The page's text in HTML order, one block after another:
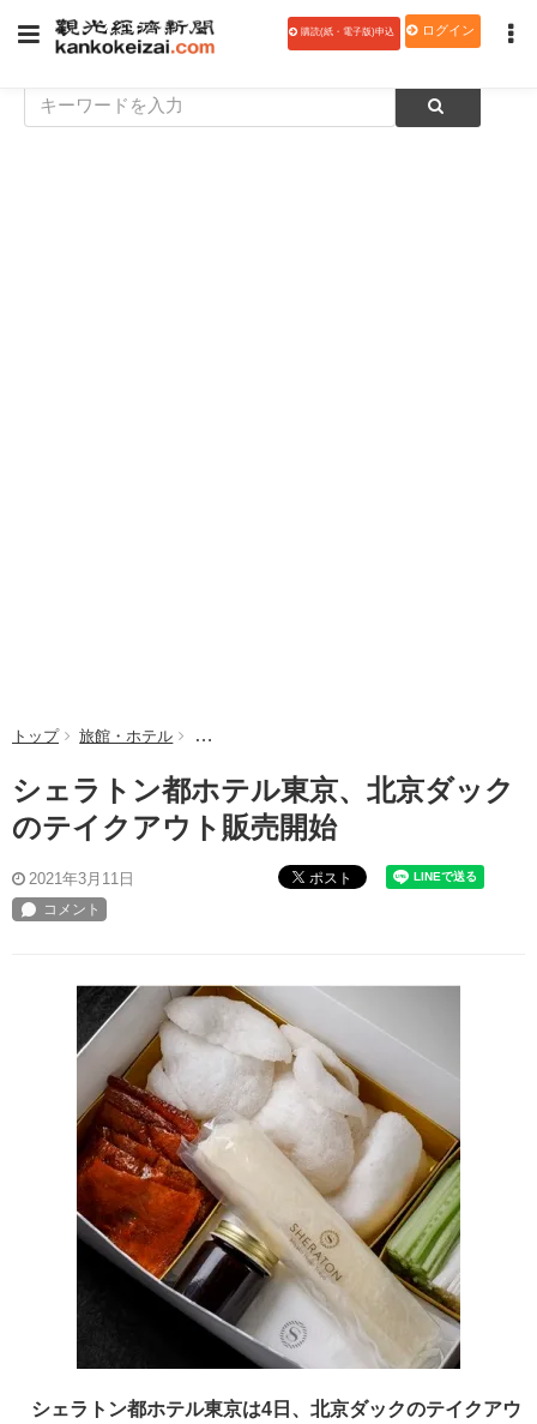
購読(紙・電子版)申込 ログイン
トップ 旅館・ホテル シェラトン都ホテル東京、北京ダックのテイク
シェラトン都ホテル東京、北京ダック
のテイクアウト販売開始
2021年3月11日 ポスト
シェラトン都ホテル東京は4日、北京ダックのテイクアウ